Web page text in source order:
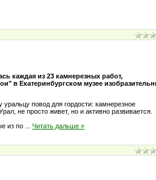
каждая из 23 камнерезных работ,
в Екатеринбургском музее
повод для гордости: камнерезное
не просто живет, но и активно развивается.
из по
...Читать дальше »